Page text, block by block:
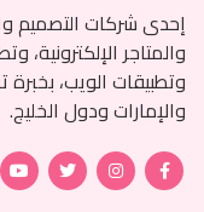
إحدى شركات التصميم
والمتاجر الإلكترونية،
والإمارات ودول الخليج.